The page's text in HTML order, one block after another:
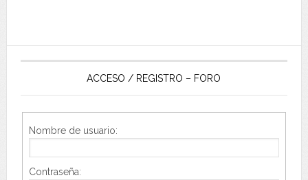
ACCESO / REGISTRO – FORO
Nombre de usuario:
Contraseña: